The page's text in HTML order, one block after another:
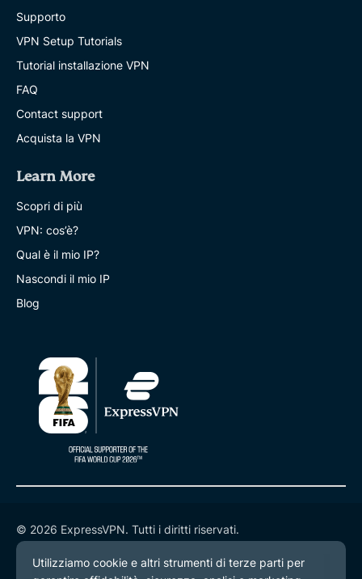
Supporto
VPN Setup Tutorials
Tutorial installazione VPN
FAQ
Contact support
Acquista la VPN
Learn More
Scopri di più
VPN: cos’è?
Qual è il mio IP?
Nascondi il mio IP
Blog
© 2026 ExpressVPN. Tutti i diritti riservati.
Informativa sulla privacy
Termini di servizio